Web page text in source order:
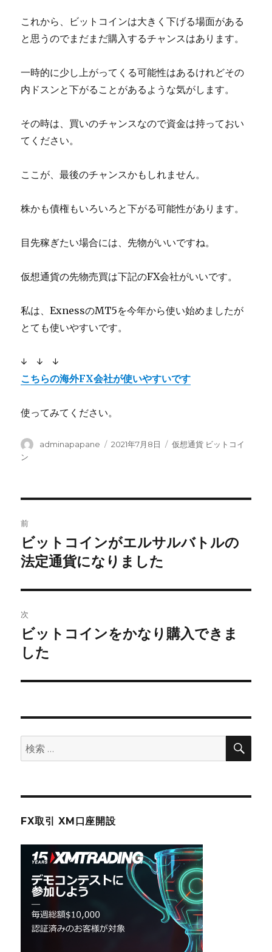
これから、ビットコインは大きく下げる場面がある
と思うのでまだまだ購入するチャンスはあります。
一時的に少し上がってくる可能性はあるけれどその
内ドスンと下がることがあるような気がします。
その時は、買いのチャンスなので資金は持っておい
てください。
ここが、最後のチャンスかもしれません。
株かも債権もいろいろと下がる可能性があります。
目先稼ぎたい場合には、先物がいいですね。
仮想通貨の先物売買は下記のFX会社がいいです。
私は、ExnessのMT5を今年から使い始めましたが
とても使いやすいです。
↓ ↓ ↓
こちらの海外FX会社が使いやすいです
使ってみてください。
投
adminapapane
投
2021年7月8日
カ
仮想通貨 ビットコイ
ン
稿
ナ
ビ
ゲ
ー
シ
ン
前
前
の
稿:
ビットコインがエルサルバトルの
法定通貨になりました
次
次
の
稿:
ビットコインをかなり購入できま
した
検
索:
検
FX取引 XM口座開設